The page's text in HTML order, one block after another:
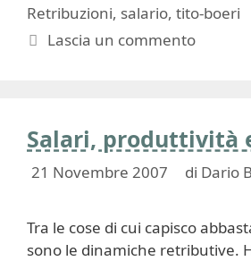
Retribuzioni, salario, tito-boeri
Lascia un commento
Salari, produttività
21 Novembre 2007 di Dario
Tra le cose di cui capisco
sono le dinamiche retributive.